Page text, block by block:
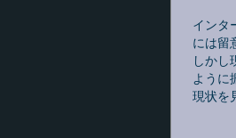
インタ
には留
しかし
ように
現状を